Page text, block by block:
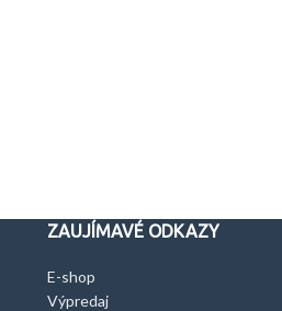
ZAUJÍMAVÉ ODKAZY
E-shop
Výpredaj